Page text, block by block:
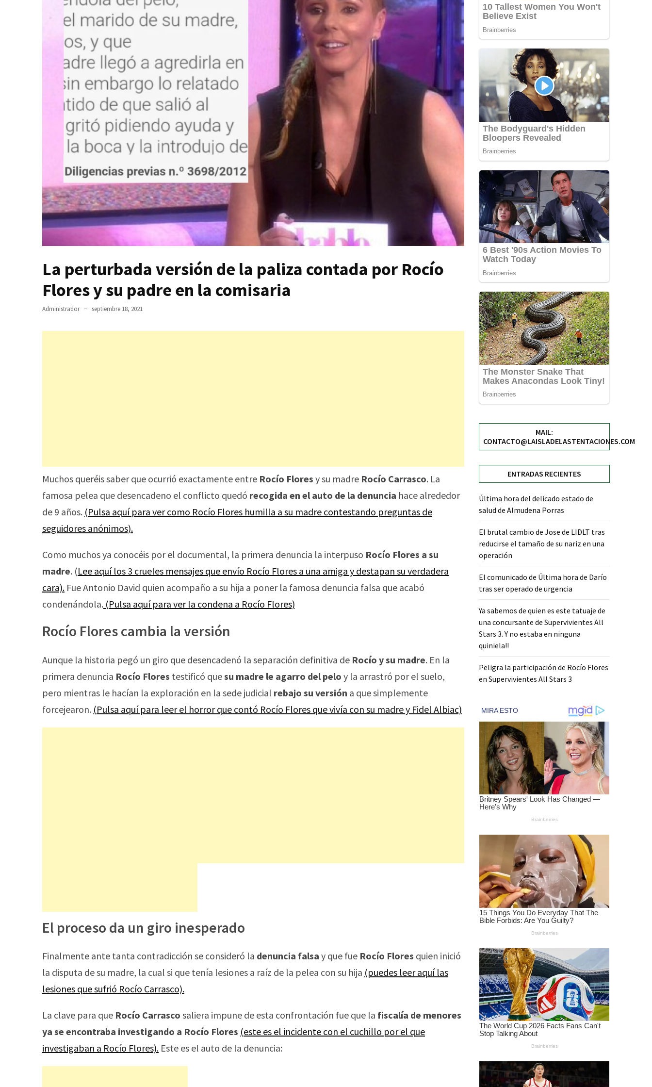
La perturbada versión de la paliza contada por Rocío
Flores y su padre en la comisaria
Administrador septiembre 18, 2021
Muchos queréis saber que ocurrió exactamente entre Rocío Flores y su madre Rocío Carrasco. La
famosa pelea que desencadeno el conflicto quedó recogida en el auto de la denuncia hace alrededor
de 9 años. (Pulsa aquí para ver como Rocío Flores humilla a su madre contestando preguntas de
seguidores anónimos).
Como muchos ya conocéis por el documental, la primera denuncia la interpuso Rocío Flores a su
madre. (Lee aquí los 3 crueles mensajes que envío Rocío Flores a una amiga y destapan su verdadera
cara). Fue Antonio David quien acompaño a su hija a poner la famosa denuncia falsa que acabó
condenándola. (Pulsa aquí para ver la condena a Rocío Flores)
Rocío Flores cambia la versión
Aunque la historia pegó un giro que desencadenó la separación definitiva de Rocío y su madre. En la
primera denuncia Rocío Flores testificó quesu madre le agarro del pelo y la arrastró por el suelo,
pero mientras le hacían la exploración en la sede judicial rebajo su versión a que simplemente
forcejearon. (Pulsa aquí para leer el horror que contó Rocío Flores que vivía con su madre y Fidel Albiac)
El proceso da un giro inesperado
Finalmente ante tanta contradicción se consideró la denuncia falsa y que fue Rocío Flores quien inició
la disputa de su madre, la cual si que tenía lesiones a raíz de la pelea con su hija (puedes leer aquí las
lesiones que sufrió Rocío Carrasco).
La clave para que Rocío Carrasco saliera impune de esta confrontación fue que la fiscalía de menores
ya se encontraba investigando a Rocío Flores (este es el incidente con el cuchillo por el que
investigaban a Rocío Flores). Este es el auto de la denuncia:
MAIL:
CONTACTO@LAISLADELASTENTACIONES.COM
ENTRADAS RECIENTES
Última hora del delicado estado de
salud de Almudena Porras
El brutal cambio de Jose de LIDLT tras
reducirse el tamaño de su nariz en una
operación
El comunicado de Última hora de Darío
tras ser operado de urgencia
Ya sabemos de quien es este tatuaje de
una concursante de Supervivientes All
Stars 3. Y no estaba en ninguna
quiniela!!
Peligra la participación de Rocío Flores
en Supervivientes All Stars 3